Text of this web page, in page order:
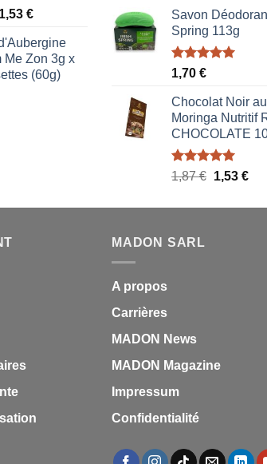
Le
:
€.
1,53 €Le
actuel
est :
1,53 €.
Me Zon 3g x
(60g)
initial
était :
1,70 €.
Savon
Spring 113g
Note5.00
1,70 €
Chocolat Noir au
Moringa Nutritif
CHOCOLATE
Note5.00
1,87€ Le
initial
1,53 €Le
MADON SARL
A propos
Carrières
MADON News
MADON Magazine
Impressum
Confidentialité